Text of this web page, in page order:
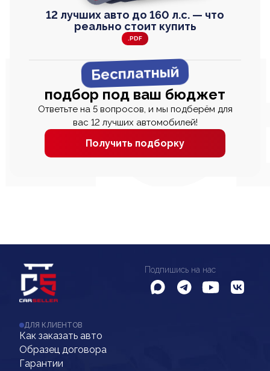
12 лучших авто до 160 л.с. — что
реально стоит купить
.PDF
Бесплатный
подбор под ваш бюджет
Ответьте на 5 вопросов, и мы подберём для
вас 12 лучших автомобилей!
Получить подборку
Подпишись на нас
ДЛЯ КЛИЕНТОВ
Как заказать авто
Образец договора
Гарантии